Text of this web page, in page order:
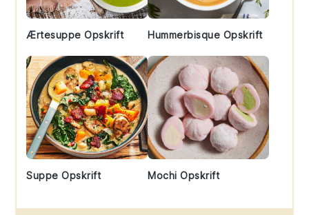
Ærtesuppe Opskrift Hummerbisque Opskrift
Suppe Opskrift Mochi Opskrift